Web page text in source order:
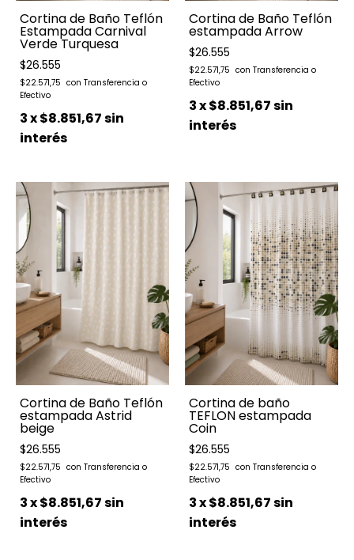
Cortina de Baño Teflón
Estampada Carnival
Verde Turquesa
$26.555
$22.571,75
3x$8.851,67sin
interés
Cortina de Baño Teflón
estampada Arrow
$26.555
$22.571,75
3x$8.851,67sin
interés
Cortina de Baño Teflón
estampada Astrid
beige
$26.555
$22.571,75
3x$8.851,67sin
interés
Cortina de baño
TEFLON estampada
Coin
$26.555
$22.571,75
3x$8.851,67sin
interés